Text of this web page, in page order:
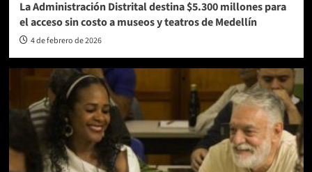
La Administración Distrital destina $5.300 millones para
el acceso sin costo a museos y teatros de Medellín
4 de febrero de 2026